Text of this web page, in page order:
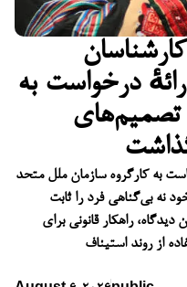
درخواست به
تصمیم‌های
به کارگروه سازمان ملل متحد
نه بی‌گناهی فرد را ثابت
راهکار قانونی برای
از روند استیناف